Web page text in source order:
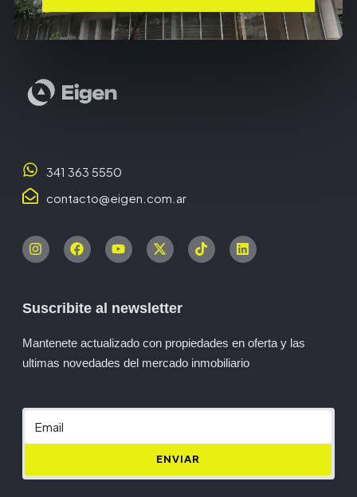
341 363 5550
contacto@eigen.com.ar
Suscribite al newsletter
Mantenete actualizado con propiedades en oferta y las
ultimas novedades del mercado inmobiliario
ENVIAR